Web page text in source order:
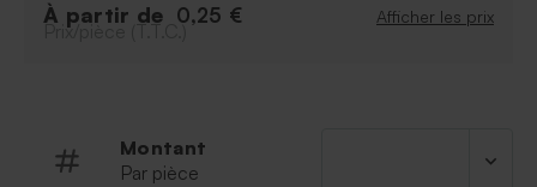
sticker.
À partir de 0,25 € Afficher les prix
Prix/pièce (T.T.C.)
Montant
Par pièce